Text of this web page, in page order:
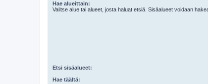
Hae alueittain:
Valitse alue tai alueet, josta haluat etsiä. Sisäalueet voidaan
Etsi sisäalueet:
Hae täältä: